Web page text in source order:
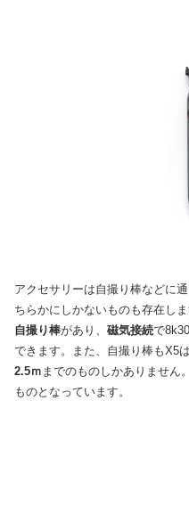
アクセサリーは自撮り棒などに
ちらかにしかないものも存在し
自撮り棒があり、 磁気接続で
できます。また、自撮り棒もX5は
2.5ｍ までのものしかありません
ものとなっています。